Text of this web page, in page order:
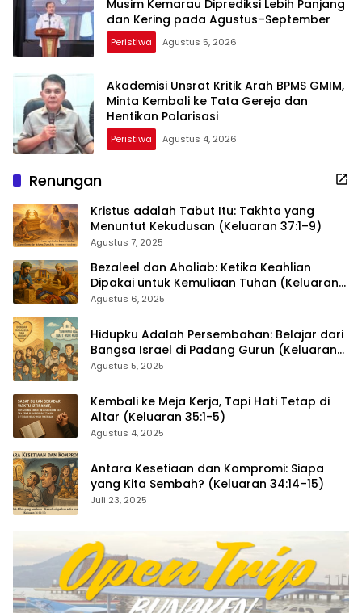
Musim Kemarau Diprediksi Lebih Panjang
dan Kering pada Agustus–September
Peristiwa Agustus 5, 2026
Akademisi Unsrat Kritik Arah BPMS GMIM,
Minta Kembali ke Tata Gereja dan
Hentikan Polarisasi
Peristiwa Agustus 4, 2026
Renungan
Kristus adalah Tabut Itu: Takhta yang
Menuntut Kekudusan (Keluaran 37:1–9)
Agustus 7, 2025
Bezaleel dan Aholiab: Ketika Keahlian
Dipakai untuk Kemuliaan Tuhan (Keluaran
36:1–7)
Agustus 6, 2025
Hidupku Adalah Persembahan: Belajar dari
Bangsa Israel di Padang Gurun (Keluaran
35:4–29)
Agustus 5, 2025
Kembali ke Meja Kerja, Tapi Hati Tetap di
Altar (Keluaran 35:1-5)
Agustus 4, 2025
Antara Kesetiaan dan Kompromi: Siapa
yang Kita Sembah? (Keluaran 34:14–15)
Juli 23, 2025